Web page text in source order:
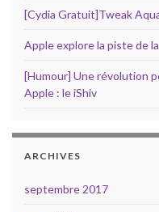
[Cydia Gratuit]Tweak
Apple explore la piste de
[Humour] Une révolution
Apple : le iShiv
ARCHIVES
septembre 2017